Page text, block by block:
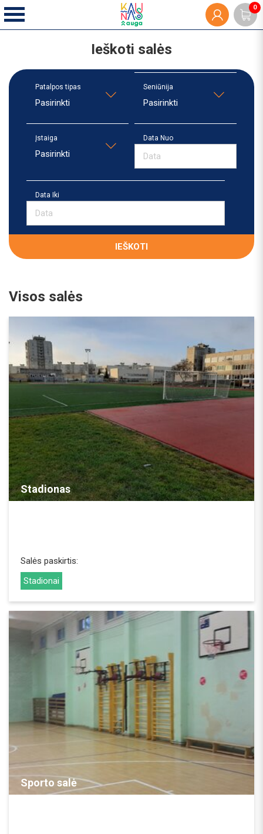
Ieškoti salės
Patalpos tipas
Pasirinkti
Seniūnija
Pasirinkti
Įstaiga
Pasirinkti
Data Nuo
Data Iki
IEŠKOTI
Visos salės
Stadionas
Salės paskirtis:
Stadionai
REZERVUOTI
Sporto salė
REZERVUOTI
0